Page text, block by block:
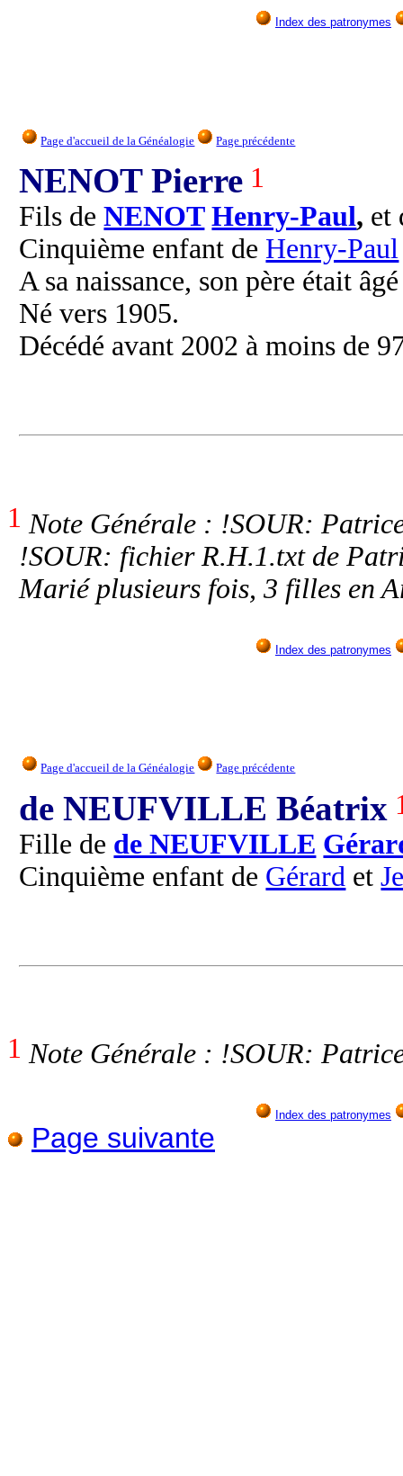
Index des patronymes
Page d'accueil de la Généalogie Page précédente
NENOT Pierre 1
Fils deNENOT Henry-Paul, et
Cinquième enfant de Henry-Paul
A sa naissance, son père était
Né vers 1905.
Décédé avant 2002 à moins de
1 Note Générale : !SOUR:
!SOUR: fichier R.H.1.txt de
Marié plusieurs fois, 3 filles en
Index des patronymes
Page d'accueil de la Généalogie Page précédente
de NEUFVILLE Béatrix
Fille de de NEUFVILLE
Cinquième enfant de Gérard et
1 Note Générale : !SOUR:
Index des patronymes
Page suivante